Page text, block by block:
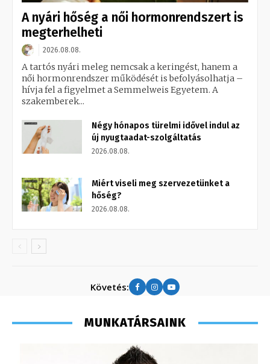
A nyári hőség a női hormonrendszert is
megterhelheti
2026.08.08.
A tartós nyári meleg nemcsak a keringést, hanem a
női hormonrendszer működését is befolyásolhatja –
hívja fel a figyelmet a Semmelweis Egyetem. A
szakemberek...
Négy hónapos türelmi idővel indul az
új nyugtaadat-szolgáltatás
2026.08.08.
Miért viseli meg szervezetünket a
hőség?
2026.08.08.
Követés:
MUNKATÁRSAINK